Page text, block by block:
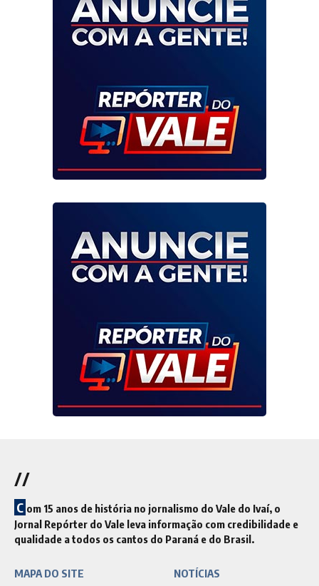
//
C om 15 anos de história no jornalismo do Vale do Ivaí, o
Jornal Repórter do Vale leva informação com credibilidade e
qualidade a todos os cantos do Paraná e do Brasil.
MAPA DO SITE NOTÍCIAS